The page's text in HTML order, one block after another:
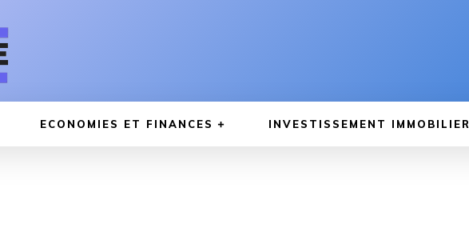
ECONOMIES ET FINANCES INVESTISSEMENT IMMOBILIER